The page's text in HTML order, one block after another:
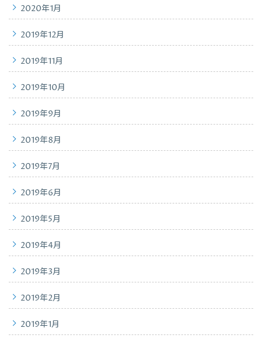
2020年1月
2019年12月
2019年11月
2019年10月
2019年9月
2019年8月
2019年7月
2019年6月
2019年5月
2019年4月
2019年3月
2019年2月
2019年1月